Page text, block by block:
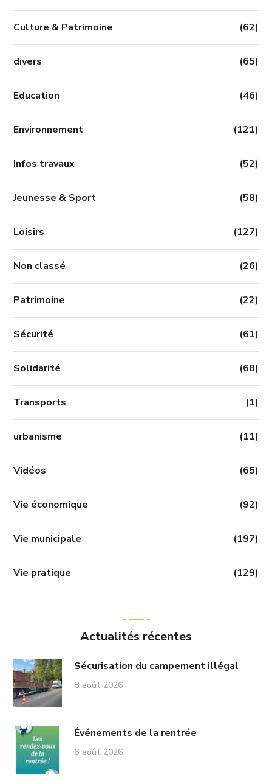
Culture & Patrimoine (62)
divers (65)
Education (46)
Environnement (121)
Infos travaux (52)
Jeunesse & Sport (58)
Loisirs (127)
Non classé (26)
Patrimoine (22)
Sécurité (61)
Solidarité (68)
Transports (1)
urbanisme (11)
Vidéos (65)
Vie économique (92)
Vie municipale (197)
Vie pratique (129)
Actualités récentes
Sécurisation du campement illégal
8 août 2026
Événements de la rentrée
6 août 2026